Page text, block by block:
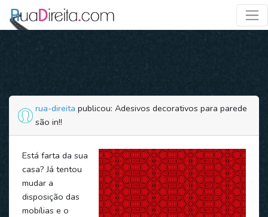
rua-direita publicou: Adesivos decorativos para parede
são in!!
Está farta da sua
casa? Já tentou
mudar a
disposição das
mobílias e o